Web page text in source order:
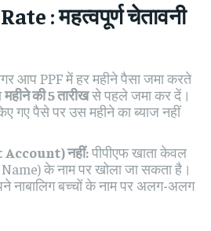
: महत्वपूर्ण चेतावनी
आप PPF में हर महीने पैसा जमा करते
महीने की 5 तारीखसे पहले जमा कर दें।
गए पैसे पर उस महीने का ब्याज नहीं
नहीं:पीपीएफ खाता केवल
के नाम पर खोला जा सकता है।
बच्चों के नाम पर अलग-अलग